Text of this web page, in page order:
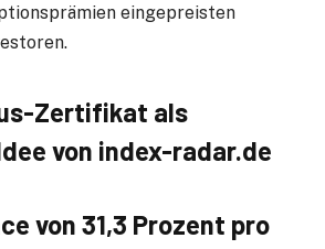
eingepreisten
Zertifikat als
von index-radar.de
von 31,3 Prozent pro